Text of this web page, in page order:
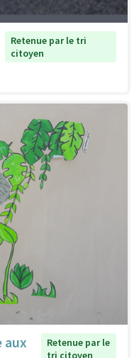
Retenue par le tri
citoyen
aux
Retenue par le
tri citoyen